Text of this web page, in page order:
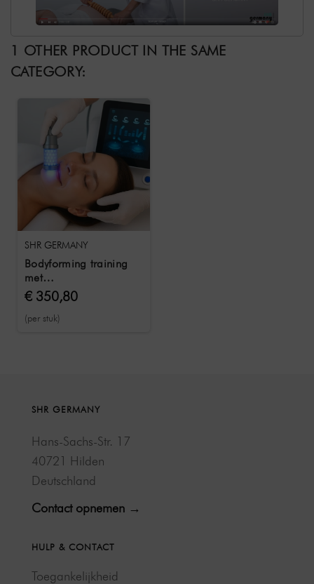
1 OTHER PRODUCT IN THE SAME
CATEGORY:
SHR GERMANY
Bodyforming training
met
trainingsdocumenten &
certificaat
€ 350,80
(per stuk)
SHR GERMANY
Hans-Sachs-Str. 17
40721 Hilden
Deutschland
Contact opnemen →
HULP & CONTACT
Toegankelijkheid